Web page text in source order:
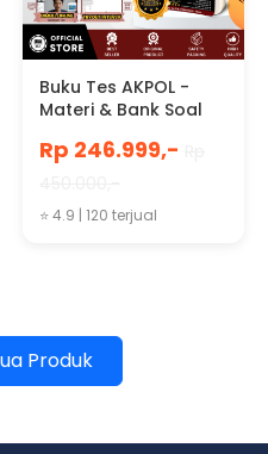
Buku Tes AKPOL -
Materi & Bank Soal
AKPOL 2026/2027
Rp 246.999,-
⭐ 4.9 | 120 terjual
Produk